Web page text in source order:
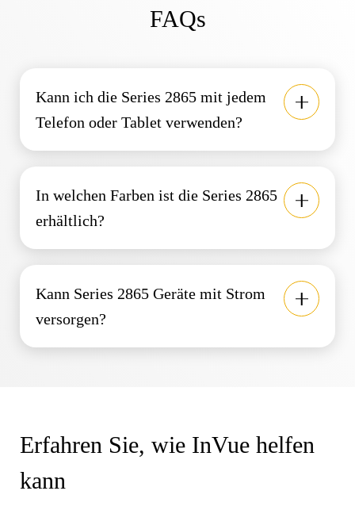
FAQs
Kann ich die Series 2865 mit jedem
Telefon oder Tablet verwenden?
In welchen Farben ist die Series 2865
erhältlich?
Kann Series 2865 Geräte mit Strom
versorgen?
Erfahren Sie, wie InVue helfen
kann